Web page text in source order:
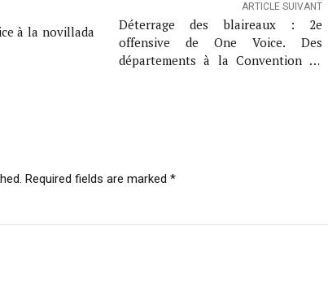
à la novillada
ARTICLE SUIVANT
Déterrage des blaireaux : 2e
offensive de One Voice. Des
départements à la Convention de
Required fields are marked *